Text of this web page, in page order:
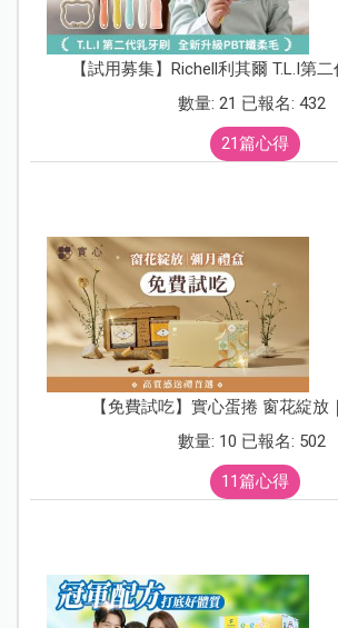
【試用募集】Richell利其爾 T.L.I第
數量: 21 已報名: 432
21篇心得
【免費試吃】實心蛋捲 窗花綻放
數量: 10 已報名: 502
11篇心得